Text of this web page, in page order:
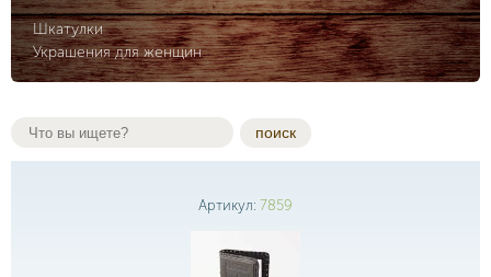
Шкатулки
Украшения для женщин
поиск
Артикул: 7859